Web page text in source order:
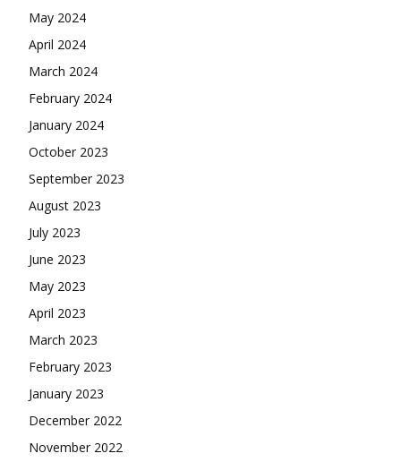
May 2024
April 2024
March 2024
February 2024
January 2024
October 2023
September 2023
August 2023
July 2023
June 2023
May 2023
April 2023
March 2023
February 2023
January 2023
December 2022
November 2022